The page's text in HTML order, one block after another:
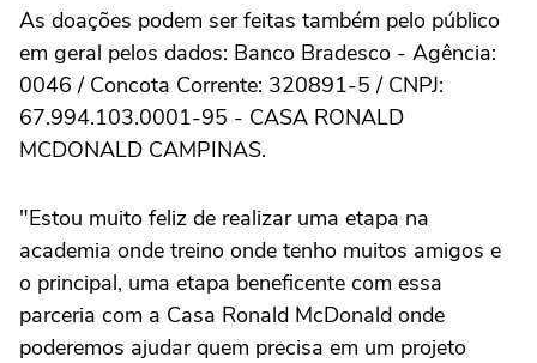
As doações podem ser feitas também pelo público
em geral pelos dados: Banco Bradesco - Agência:
0046 / Concota Corrente: 320891-5 / CNPJ:
67.994.103.0001-95 - CASA RONALD
MCDONALD CAMPINAS.
"Estou muito feliz de realizar uma etapa na
academia onde treino onde tenho muitos amigos e
o principal, uma etapa beneficente com essa
parceria com a Casa Ronald McDonald onde
poderemos ajudar quem precisa em um projeto